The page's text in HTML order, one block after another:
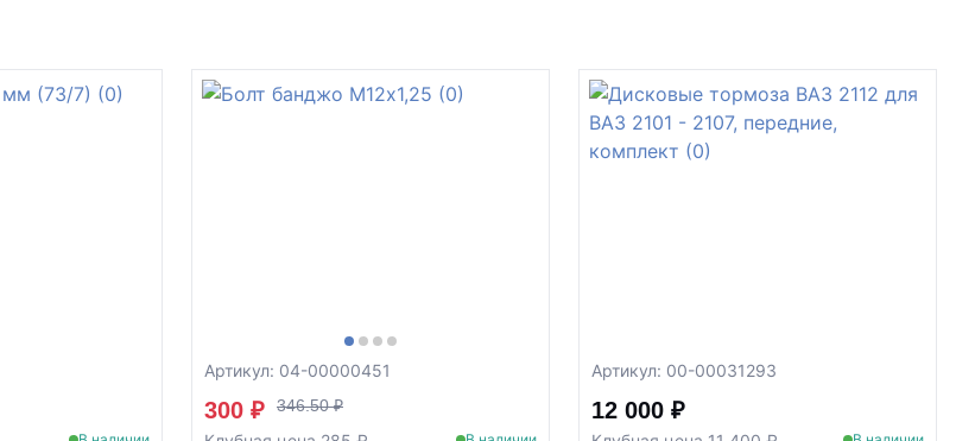
Артикул: 04-00000451
300 ₽ 346.50 ₽
Артикул: 00-00031293
12 000 ₽